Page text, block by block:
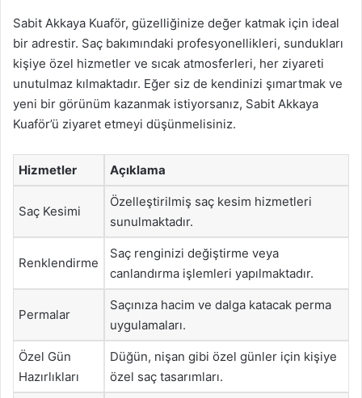
Sabit Akkaya Kuaför, güzelliğinize değer katmak için ideal
bir adrestir. Saç bakımındaki profesyonellikleri, sundukları
kişiye özel hizmetler ve sıcak atmosferleri, her ziyareti
unutulmaz kılmaktadır. Eğer siz de kendinizi şımartmak ve
yeni bir görünüm kazanmak istiyorsanız, Sabit Akkaya
Kuaför’ü ziyaret etmeyi düşünmelisiniz.
Hizmetler Açıklama
Saç Kesimi
Özelleştirilmiş saç kesim hizmetleri
sunulmaktadır.
Renklendirme
Saç renginizi değiştirme veya
canlandırma işlemleri yapılmaktadır.
Permalar
Saçınıza hacim ve dalga katacak perma
uygulamaları.
Özel Gün
Hazırlıkları
Düğün, nişan gibi özel günler için kişiye
özel saç tasarımları.